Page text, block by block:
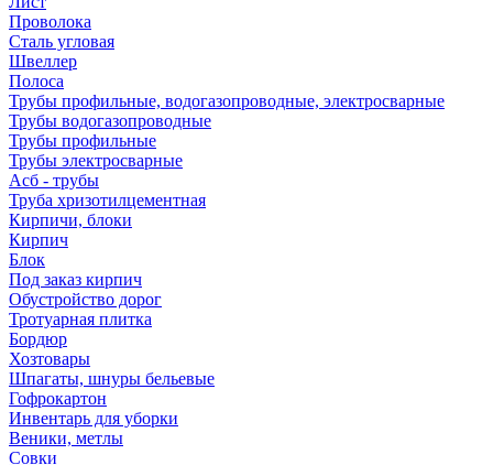
Проволока
Сталь угловая
Швеллер
Полоса
Трубы профильные, водогазопроводные, электросварные
Трубы водогазопроводные
Трубы профильные
Трубы электросварные
Асб - трубы
Труба хризотилцементная
Кирпичи, блоки
Кирпич
Блок
Под заказ кирпич
Обустройство дорог
Тротуарная плитка
Бордюр
Хозтовары
Шпагаты, шнуры бельевые
Гофрокартон
Инвентарь для уборки
Веники, метлы
Совки